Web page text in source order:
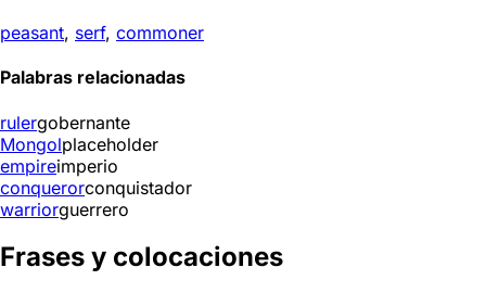
peasant, serf, commoner
Palabras relacionadas
rulergobernante
Mongolplaceholder
empireimperio
conquerorconquistador
warriorguerrero
Frases y colocaciones